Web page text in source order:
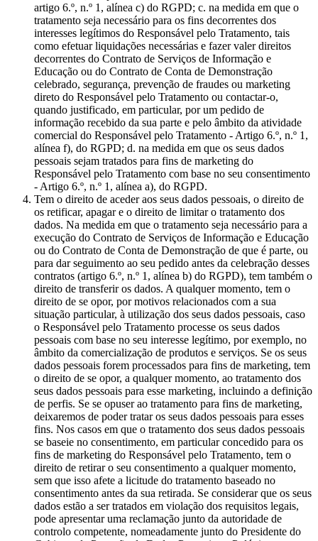
artigo 6.º, n.º 1, alínea c) do RGPD; c. na medida em que o
tratamento seja necessário para os fins decorrentes dos
interesses legítimos do Responsável pelo Tratamento, tais
como efetuar liquidações necessárias e fazer valer direitos
decorrentes do Contrato de Serviços de Informação e
Educação ou do Contrato de Conta de Demonstração
celebrado, segurança, prevenção de fraudes ou marketing
direto do Responsável pelo Tratamento ou contactar-o,
quando justificado, em particular, por um pedido de
informação recebido da sua parte e pelo âmbito da atividade
comercial do Responsável pelo Tratamento - Artigo 6.º, n.º 1,
alínea f), do RGPD; d. na medida em que os seus dados
pessoais sejam tratados para fins de marketing do
Responsável pelo Tratamento com base no seu consentimento
- Artigo 6.º, n.º 1, alínea a), do RGPD.
Tem o direito de aceder aos seus dados pessoais, o direito de
os retificar, apagar e o direito de limitar o tratamento dos
dados. Na medida em que o tratamento seja necessário para a
execução do Contrato de Serviços de Informação e Educação
ou do Contrato de Conta de Demonstração de que é parte, ou
para dar seguimento ao seu pedido antes da celebração desses
contratos (artigo 6.º, n.º 1, alínea b) do RGPD), tem também o
direito de transferir os dados. A qualquer momento, tem o
direito de se opor, por motivos relacionados com a sua
situação particular, à utilização dos seus dados pessoais, caso
o Responsável pelo Tratamento processe os seus dados
pessoais com base no seu interesse legítimo, por exemplo, no
âmbito da comercialização de produtos e serviços. Se os seus
dados pessoais forem processados para fins de marketing, tem
o direito de se opor, a qualquer momento, ao tratamento dos
seus dados pessoais para esse marketing, incluindo a definição
de perfis. Se se opuser ao tratamento para fins de marketing,
deixaremos de poder tratar os seus dados pessoais para esses
fins. Nos casos em que o tratamento dos seus dados pessoais
se baseie no consentimento, em particular concedido para os
fins de marketing do Responsável pelo Tratamento, tem o
direito de retirar o seu consentimento a qualquer momento,
sem que isso afete a licitude do tratamento baseado no
consentimento antes da sua retirada. Se considerar que os seus
dados estão a ser tratados em violação dos requisitos legais,
pode apresentar uma reclamação junto da autoridade de
controlo competente, nomeadamente junto do Presidente do